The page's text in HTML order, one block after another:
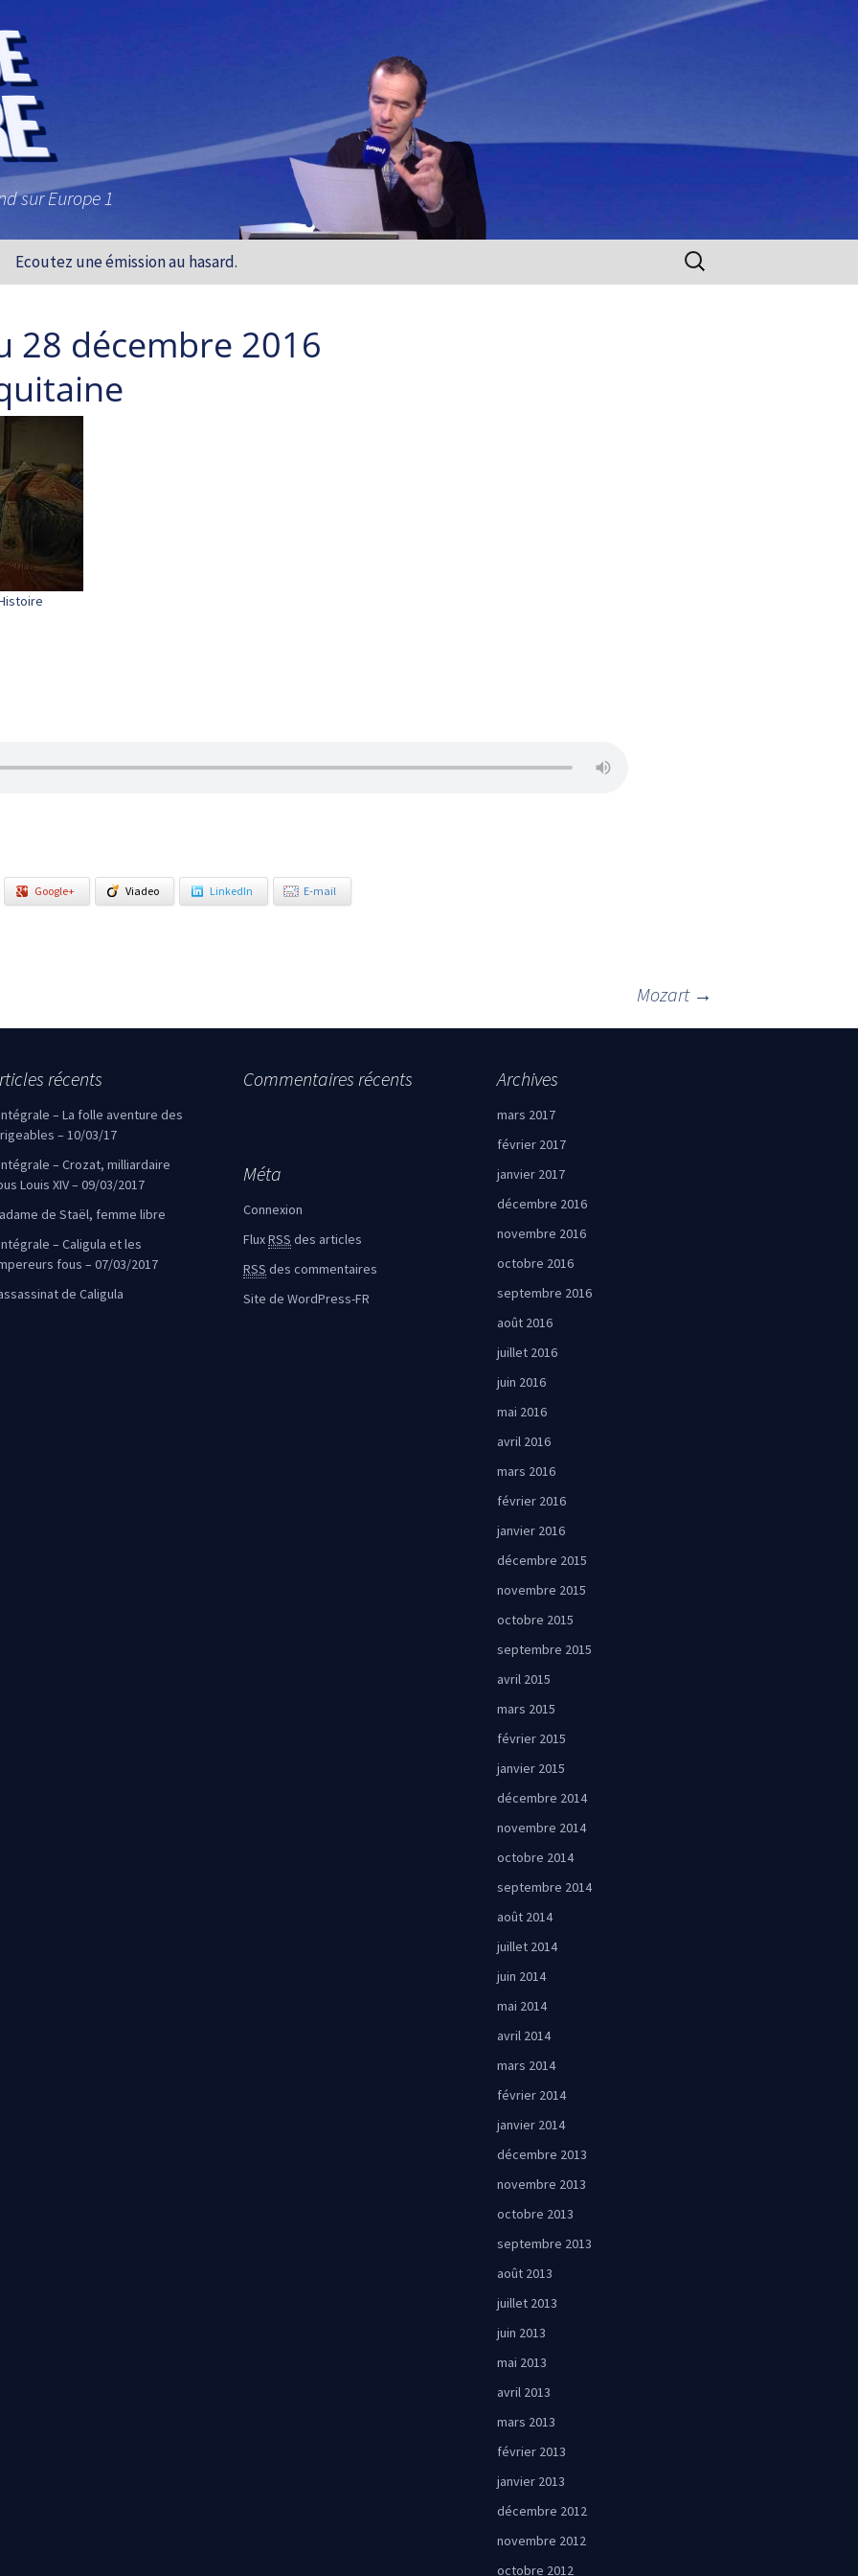
sur Europe 1
Ecoutez une émission au hasard. Rechercher :
28 décembre 2016
Google+ Viadeo LinkedIn E-mail
Mozart →
récents
– La folle aventure des
– 10/03/17
– Crozat, milliardaire
Louis XIV – 09/03/2017
de Staël, femme libre
– Caligula et les
fous – 07/03/2017
de Caligula
Commentaires récents Archives
mars 2017
février 2017
janvier 2017
décembre 2016
novembre 2016
octobre 2016
septembre 2016
août 2016
juillet 2016
juin 2016
mai 2016
avril 2016
mars 2016
février 2016
janvier 2016
décembre 2015
novembre 2015
octobre 2015
septembre 2015
avril 2015
mars 2015
février 2015
janvier 2015
décembre 2014
novembre 2014
octobre 2014
septembre 2014
août 2014
juillet 2014
juin 2014
mai 2014
avril 2014
mars 2014
février 2014
janvier 2014
décembre 2013
novembre 2013
octobre 2013
septembre 2013
août 2013
juillet 2013
juin 2013
mai 2013
avril 2013
mars 2013
février 2013
janvier 2013
décembre 2012
novembre 2012
octobre 2012
Méta
Connexion
FluxRSS des articles
RSS des commentaires
Site de WordPress-FR